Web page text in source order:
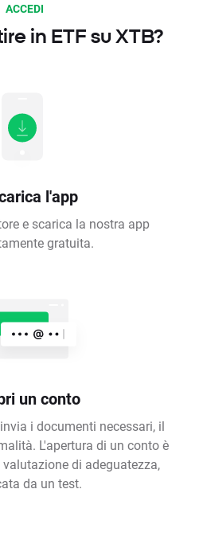
ACCEDI
in ETF su XTB?
l'app
e scarica la nostra app
gratuita.
un conto
i documenti necessari, il
L'apertura di un conto è
di adeguatezza,
da un test.